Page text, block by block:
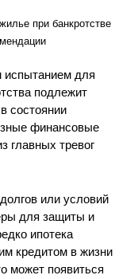
при банкротстве
испытанием для
подлежит
состоянии
финансовые
главных тревог
или условий
для защиты и
ипотека
кредитом в жизни
может появиться